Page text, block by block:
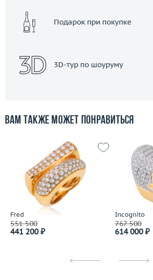
Подарок при покупке
3D-тур по шоуруму
Вам также может понравиться
Fred
551 500
441 200 ₽
Incognito
767 500
614 000 ₽